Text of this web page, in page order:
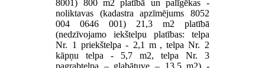
8001) 800 m2 platībā un palīgēkas -
noliktavas (kadastra apzīmējums 8052
004 0646 001) 21,3 m2 platībā
(nedzīvojamo iekštelpu platības: telpa
Nr. 1 priekštelpa - 2,1 m , telpa Nr. 2
kāpņu telpa - 5,7 m2, telpa Nr. 3
pagrabtelpa – glabātuve – 13,5 m2) -